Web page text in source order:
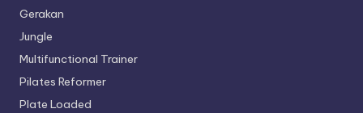
Gerakan
Jungle
Multifunctional Trainer
Pilates Reformer
Plate Loaded